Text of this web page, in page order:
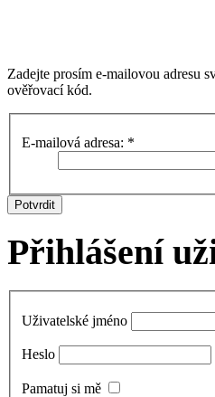
Zadejte prosím e-mailovou adresu
ověřovací kód.
E-mailová adresa: *
Potvrdit
Přihlášení
Uživatelské jméno
Heslo
Pamatuj si mě